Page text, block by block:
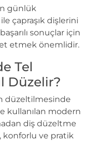
günlük
çapraşık dişlerini
sonuçlar için
etmek önemlidir.
Tel
Düzelir?
düzeltilmesinde
kullanılan modern
diş düzeltme
konforlu ve pratik